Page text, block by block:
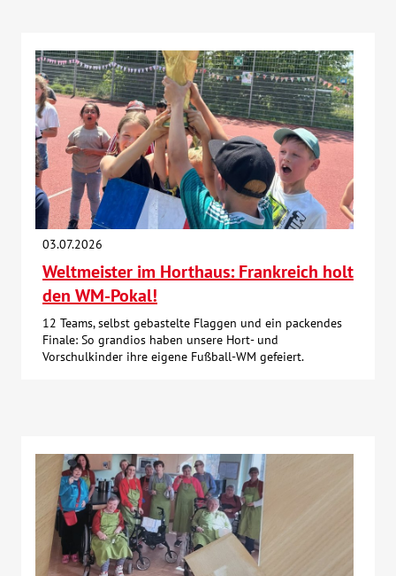
03.07.2026
Weltmeister im Horthaus: Frankreich holt
den WM-Pokal!
12 Teams, selbst gebastelte Flaggen und ein packendes
Finale: So grandios haben unsere Hort- und
Vorschulkinder ihre eigene Fußball-WM gefeiert.